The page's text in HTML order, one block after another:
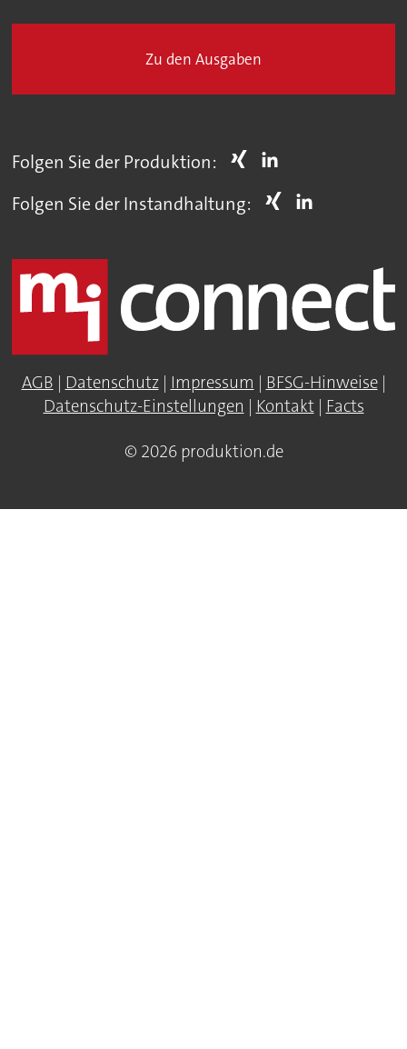
Zu den Ausgaben
Folgen Sie der Produktion:
Folgen Sie der Instandhaltung:
AGB Datenschutz| Impressum BFSG-Hinweise|
Datenschutz-Einstellungen
Kontakt| Facts
© 2026 produktion.de